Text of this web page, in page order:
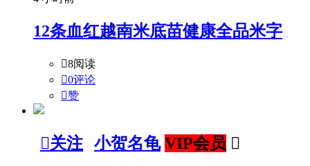
12条血红越南米底苗健康全品米字
8阅读
0评论
赞
关注 小贺名龟 VIP会员 